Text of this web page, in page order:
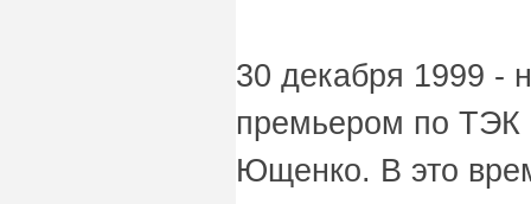
30 декабря 1999 -
премьером по ТЭК
Ющенко. В это